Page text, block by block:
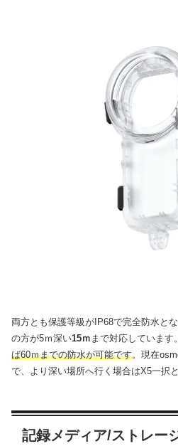
両方とも保護等級がIP68で完全防水と
の方が5ｍ深い15ｍ まで対応しています
ば60ｍまでの防水が可能です。現在
で、より深い場所へ行く場合はX5一択と
記録メディア/ストレー